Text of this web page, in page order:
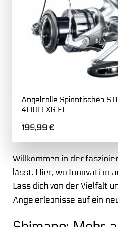
Angelrolle Spinnfischen
4000 XG FL
199,99€
Willkommen in der
lässt. Hier, wo Innovation
Lass dich von der Vielfalt
Angelerlebnisse auf ein